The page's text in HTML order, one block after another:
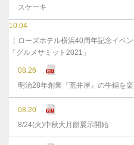
スケーキ
10.04
［ ローズホテル横浜40周年記念イベ
「グルメサミット2021」
08.26
明治28年創業『荒井屋』の牛鍋を
08.20
8/24(火)中秋大月餅展示開始